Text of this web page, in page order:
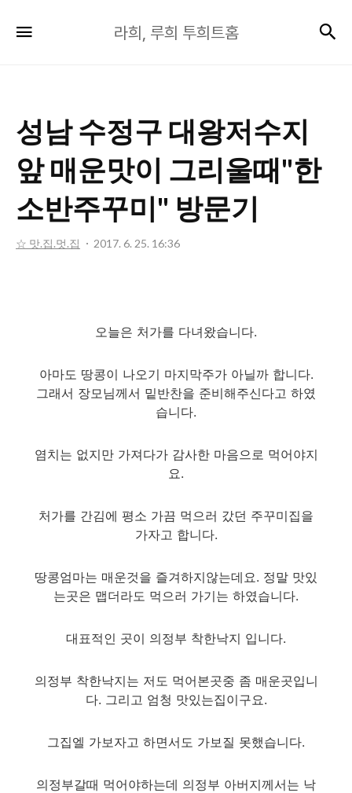
희,
희
트
홈
라희, 루희 투희트홈
성남 수정구 대왕저수지
앞 매운맛이 그리울때"한
소반주꾸미" 방문기
☆ 맛.집.멋.집 2017. 6. 25. 16:36
오늘은 처가를 다녀왔습니다.
아마도 땅콩이 나오기 마지막주가 아닐까 합니다.
그래서 장모님께서 밑반찬을 준비해주신다고 하였
습니다.
염치는 없지만 가져다가 감사한 마음으로 먹어야지
요.
처가를 간김에 평소 가끔 먹으러 갔던 주꾸미집을
가자고 합니다.
땅콩엄마는 매운것을 즐겨하지않는데요. 정말 맛있
는곳은 맵더라도 먹으러 가기는 하였습니다.
대표적인 곳이 의정부 착한낙지 입니다.
의정부 착한낙지는 저도 먹어본곳중 좀 매운곳입니
다. 그리고 엄청 맛있는집이구요.
그집엘 가보자고 하면서도 가보질 못했습니다.
의정부갈때 먹어야하는데 의정부 아버지께서는 낙